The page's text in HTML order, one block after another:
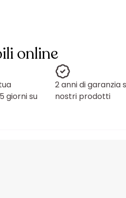
online
giorni su
2 anni di garanzia
nostri prodotti